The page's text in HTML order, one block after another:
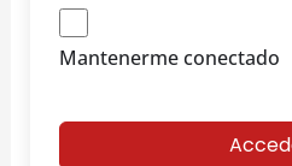
Mantenerme conectado